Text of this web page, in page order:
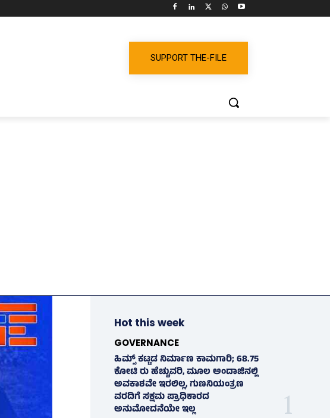
SUPPORT THE-FILE
Hot this week
GOVERNANCE
ಹಿಮ್ಸ್‌ ಕಟ್ಟಡ ನಿರ್ಮಾಣ ಕಾಮಗಾರಿ; 68.75
ಕೋಟಿ ರು ಹೆಚ್ಚುವರಿ, ಮೂಲ ಅಂದಾಜಿನಲ್ಲಿ
ಅವಕಾಶವೇ ಇರಲಿಲ್ಲ, ಗುಣನಿಯಂತ್ರಣ
ವರದಿಗೆ ಸಕ್ಷಮ ಪ್ರಾಧಿಕಾರದ
ಅನುಮೋದನೆಯೇ ಇಲ್ಲ